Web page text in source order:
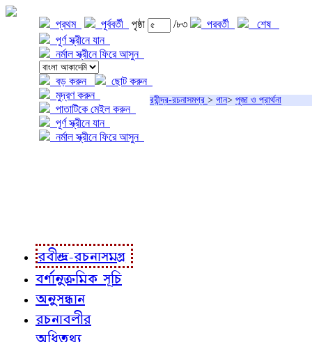
প্রথম পূর্ববর্তী পৃষ্ঠা /৮৩ পরবর্তী
শেষ
পূর্ণ স্ক্রীনে যান
নর্মাল স্ক্রীনে ফিরে আসুন
বড় করুন
ছোট করুন
মুদ্রণ করুন
পাতাটিকে মেইল করুন
পূর্ণ স্ক্রীনে যান
নর্মাল স্ক্রীনে ফিরে আসুন
রবীন্দ্র-রচনাসমগ্র > গান> পূজা ও প্রার্থনা
রবীন্দ্র-রচনাসমগ্র
বর্ণানুক্রমিক সূচি
অনুসন্ধান
রচনাবলীর
অধিতথ্য